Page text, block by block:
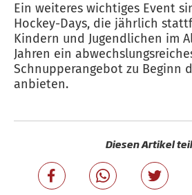
Ein weiteres wichtiges Event
Hockey-Days, die jährlich
Kindern und Jugendlichen im
Jahren ein
Schnupperangebot zu Beginn
anbieten.
Diesen Artikel